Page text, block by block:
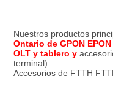
Nuestros productos
Ontario de GPON EPON
OLT y tablero y
terminal)
Accesorios de FTTH